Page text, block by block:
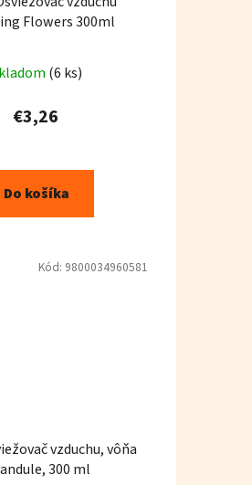
Flowers 300ml
(6 ks)
€3,26
Do košíka
vzduchu, vôňa
300 ml
Kód: 9800034960581